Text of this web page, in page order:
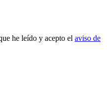
he leído y acepto el aviso de